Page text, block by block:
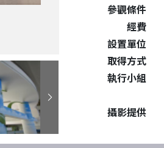
參觀條件
經費
設置單位
取得方式
執行小組
攝影提供